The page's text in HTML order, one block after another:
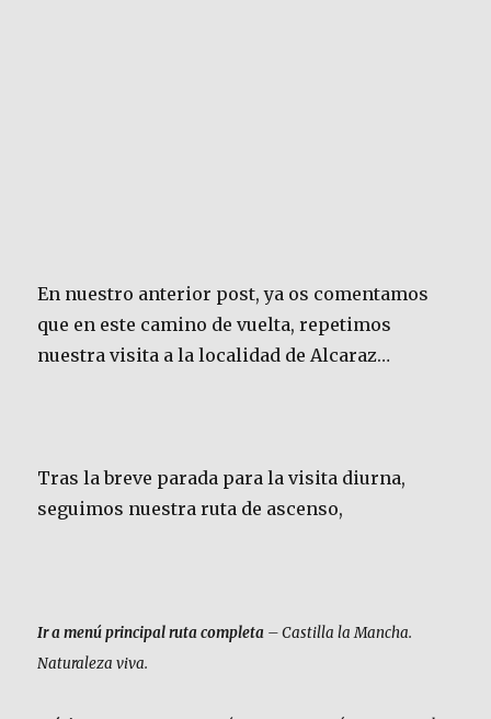
En nuestro anterior post, ya os comentamos
que en este camino de vuelta, repetimos
nuestra visita a la localidad de Alcaraz…
Tras la breve parada para la visita diurna,
seguimos nuestra ruta de ascenso,
Ir a menú principal ruta completa – Castilla la Mancha.
Naturaleza viva.